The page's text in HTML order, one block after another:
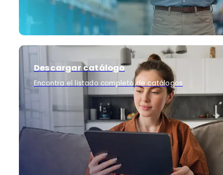
Descargar catálogo
Encontra el listado completo de catálogos